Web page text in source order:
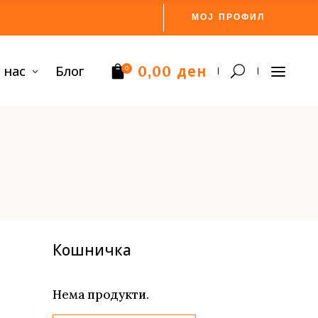
МОЈ ПРОФИЛ
нас Блог 0 0,00 ден
Кошничка
Нема продукти.